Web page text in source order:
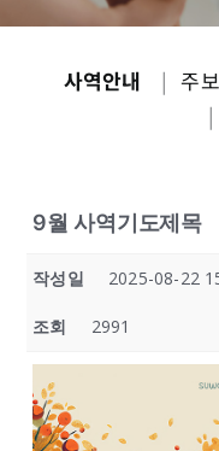
사역안내 | 주보
|
9월 사역기도제목
작성일 2025-08-22
조회 2991